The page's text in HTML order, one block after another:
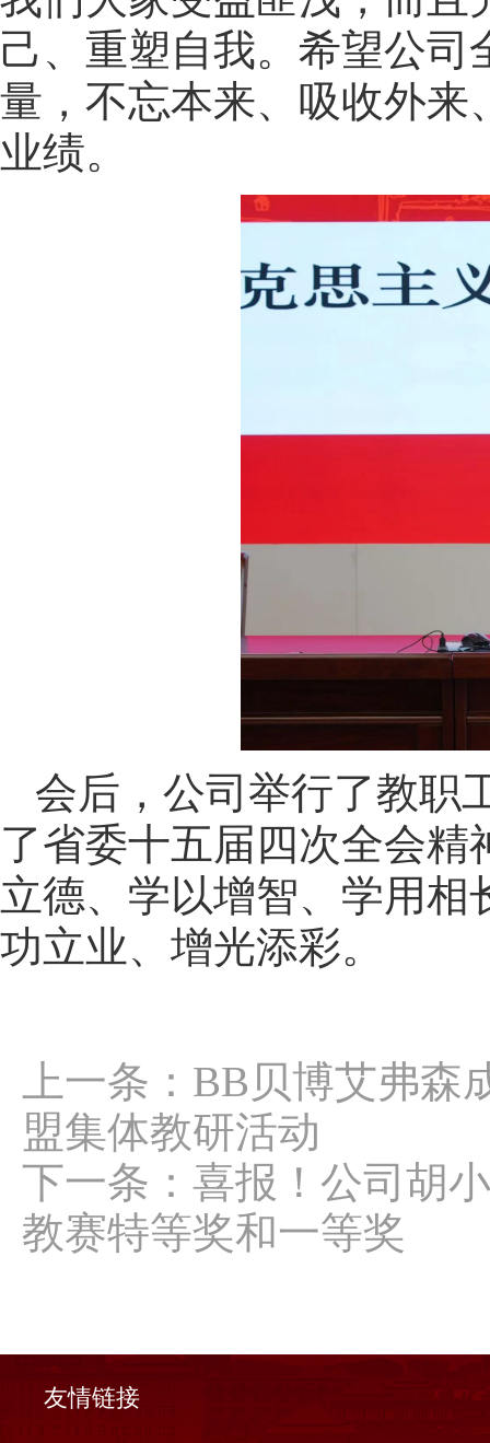
己、重塑自我。希望公
量，不忘本来、吸收外来
业绩。
会后，公司举行了教职
了省委十五届四次全会
立德、学以增智、学用相
功立业、增光添彩。
上一条： BB贝博艾弗森
盟集体教研活动
下一条： 喜报！公司胡
教赛特等奖和一等奖
友情链接